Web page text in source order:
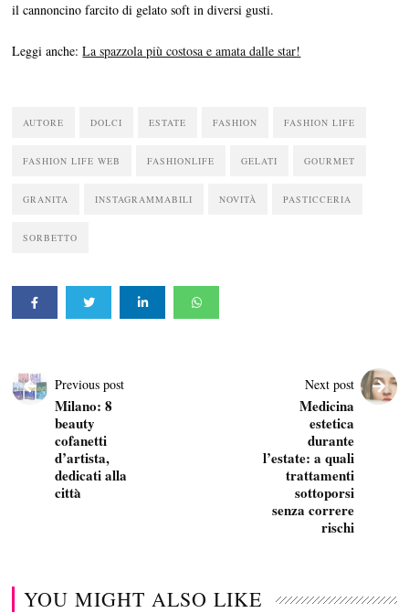
il cannoncino farcito di gelato soft in diversi gusti.
Leggi anche:La spazzola più costosa e amata dalle star!
AUTORE DOLCI ESTATE FASHION FASHION LIFE
FASHION LIFE WEB FASHIONLIFE GELATI GOURMET
GRANITA INSTAGRAMMABILI NOVITÀ PASTICCERIA
SORBETTO
Previous post
Milano: 8
beauty
cofanetti
d’artista,
dedicati alla
città
Next post
Medicina
estetica
durante
l’estate: a quali
trattamenti
sottoporsi
senza correre
rischi
YOU MIGHT ALSO LIKE